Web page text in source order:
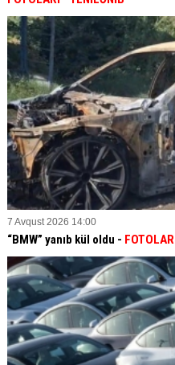
7 Avqust 2026 14:00
“BMW” yanıb kül oldu - FOTOLAR